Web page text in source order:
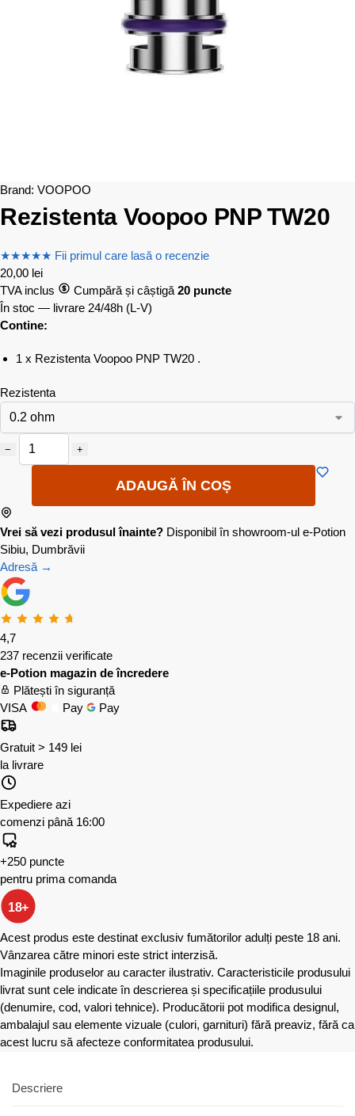
Brand: VOOPOO
Rezistenta Voopoo PNP TW20
★★★★★ Fii primul care lasă o recenzie
20,00 lei
TVA inclus
Cumpără și câștigă 20 puncte
În stoc — livrare 24/48h (L-V)
Contine:
1 x Rezistenta Voopoo PNP TW20 .
Rezistenta
− +
ADAUGĂ ÎN COȘ
Vrei să vezi produsul înainte? Disponibil în showroom-ul e-Potion
Sibiu, Dumbrăvii
Adresă →
4,7
237 recenzii verificate
e-Potion magazin de încredere
Plătești în siguranță
VISA
Pay Pay
Gratuit > 149 lei
la livrare
Expediere azi
comenzi până 16:00
+250 puncte
pentru prima comanda
18+
Acest produs este destinat exclusiv fumătorilor adulți peste 18 ani.
Vânzarea către minori este strict interzisă.
Imaginile produselor au caracter ilustrativ. Caracteristicile produsului
livrat sunt cele indicate în descrierea și specificațiile produsului
(denumire, cod, valori tehnice). Producătorii pot modifica designul,
ambalajul sau elemente vizuale (culori, garnituri) fără preaviz, fără ca
acest lucru să afecteze conformitatea produsului.
Descriere